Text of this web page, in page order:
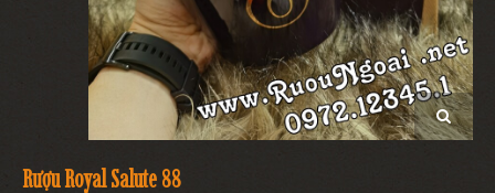
Rượu Royal Salute 88